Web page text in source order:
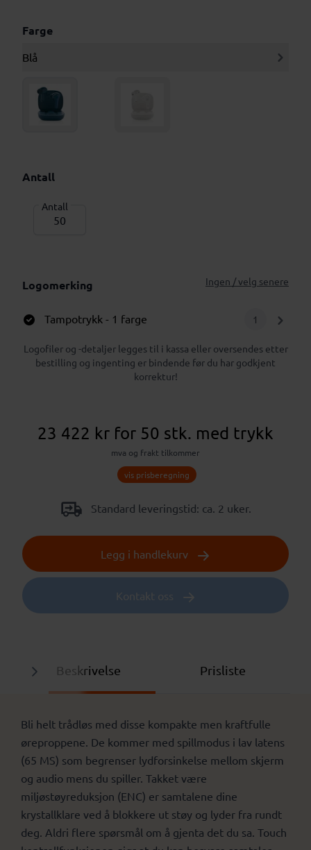
Farge
Blå
Antall
Antall
Logomerking Ingen / velg senere
Tampotrykk - 1 farge 1
Logofiler og -detaljer legges til i kassa eller oversendes etter
bestilling og ingenting er bindende før du har godkjent
korrektur!
23 422 kr for 50 stk. med trykk
mva og frakt tilkommer
vis prisberegning
Standard leveringstid: ca. 2 uker.
Legg i handlekurv
Kontakt oss
Beskrivelse Prisliste
Bli helt trådløs med disse kompakte men kraftfulle
øreproppene. De kommer med spillmodus i lav latens
(65 MS) som begrenser lydforsinkelse mellom skjerm
og audio mens du spiller. Takket være
miljøstøyreduksjon (ENC) er samtalene dine
krystallklare ved å blokkere ut støy og lyder fra rundt
deg. Aldri flere spørsmål om å gjenta det du sa. Touch